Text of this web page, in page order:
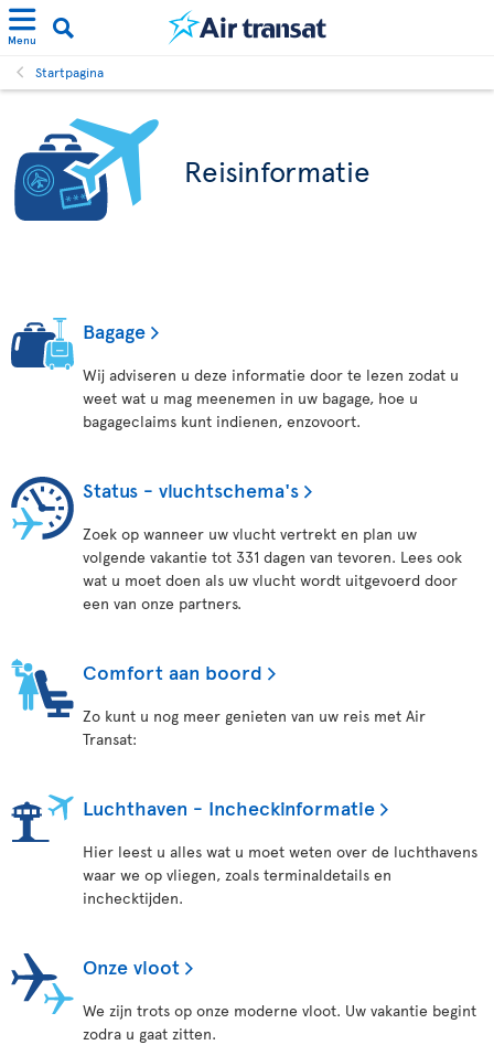
Menu
Startpagina
Reisinformatie
Bagage
Wij adviseren u deze informatie door te lezen zodat u
weet wat u mag meenemen in uw bagage, hoe u
bagageclaims kunt indienen, enzovoort.
Status - vluchtschema's
Zoek op wanneer uw vlucht vertrekt en plan uw
volgende vakantie tot 331 dagen van tevoren. Lees ook
wat u moet doen als uw vlucht wordt uitgevoerd door
een van onze partners.
Comfort aan boord
Zo kunt u nog meer genieten van uw reis met Air
Transat:
Luchthaven - Incheckinformatie
Hier leest u alles wat u moet weten over de luchthavens
waar we op vliegen, zoals terminaldetails en
inchecktijden.
Onze vloot
We zijn trots op onze moderne vloot. Uw vakantie begint
zodra u gaat zitten.